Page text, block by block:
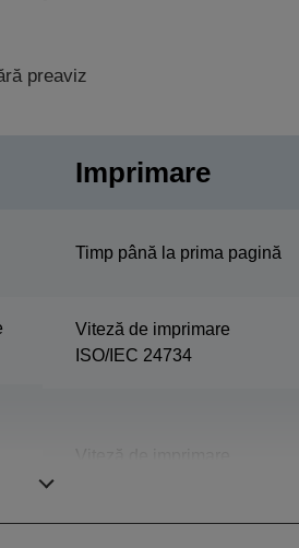
preaviz
Imprimare
Timp până la prima pagină
Viteză de imprimare
ISO/IEC 24734